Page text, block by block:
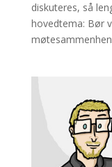
diskuteres, så
hovedtema: Bør